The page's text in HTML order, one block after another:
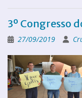
3º Congresso
27/09/2019